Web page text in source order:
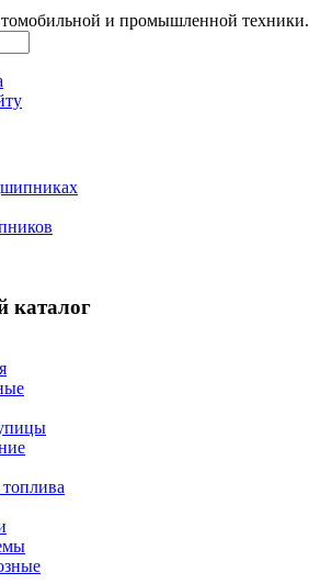
и промышленной техники.
каталог